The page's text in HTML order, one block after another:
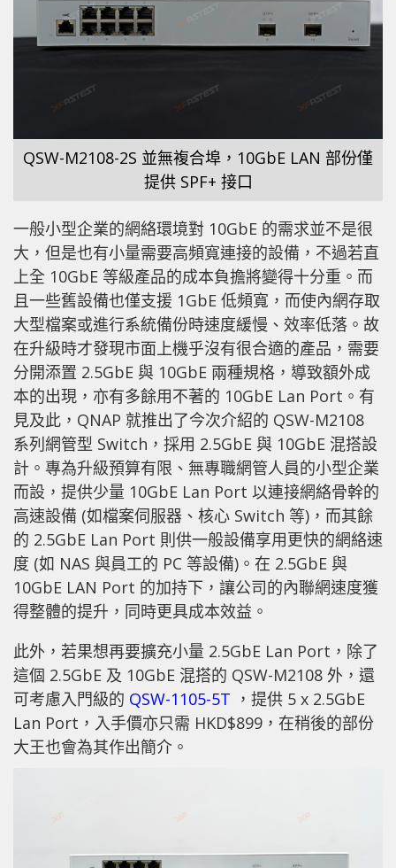
QSW-M2108-2S 並無複合埠，10GbE LAN 部份僅
提供 SPF+ 接口
一般小型企業的網絡環境對 10GbE 的需求並不是很
大，但是也有小量需要高頻寬連接的設備，不過若直
上全 10GbE 等級產品的成本負擔將變得十分重。而
且一些舊設備也僅支援 1GbE 低頻寬，而使內網存取
大型檔案或進行系統備份時速度緩慢、效率低落。故
在升級時才發現市面上機乎沒有很合適的產品，需要
分開添置 2.5GbE 與 10GbE 兩種規格，導致額外成
本的出現，亦有多餘用不著的 10GbE Lan Port。有
見及此，QNAP 就推出了今次介紹的 QSW-M2108
系列網管型 Switch，採用 2.5GbE 與 10GbE 混搭設
計。專為升級預算有限、無專職網管人員的小型企業
而設，提供少量 10GbE Lan Port 以連接網絡骨幹的
高速設備 (如檔案伺服器、核心 Switch 等)，而其餘
的 2.5GbE Lan Port 則供一般設備享用更快的網絡速
度 (如 NAS 與員工的 PC 等設備)。在 2.5GbE 與
10GbE LAN Port 的加持下，讓公司的內聯網速度獲
得整體的提升，同時更具成本效益。
此外，若果想再要擴充小量 2.5GbE Lan Port，除了
這個 2.5GbE 及 10GbE 混搭的 QSW-M2108 外，還
可考慮入門級的 QSW-1105-5T ，提供 5 x 2.5GbE
Lan Port，入手價亦只需 HKD$899，在稍後的部份
大王也會為其作出簡介。